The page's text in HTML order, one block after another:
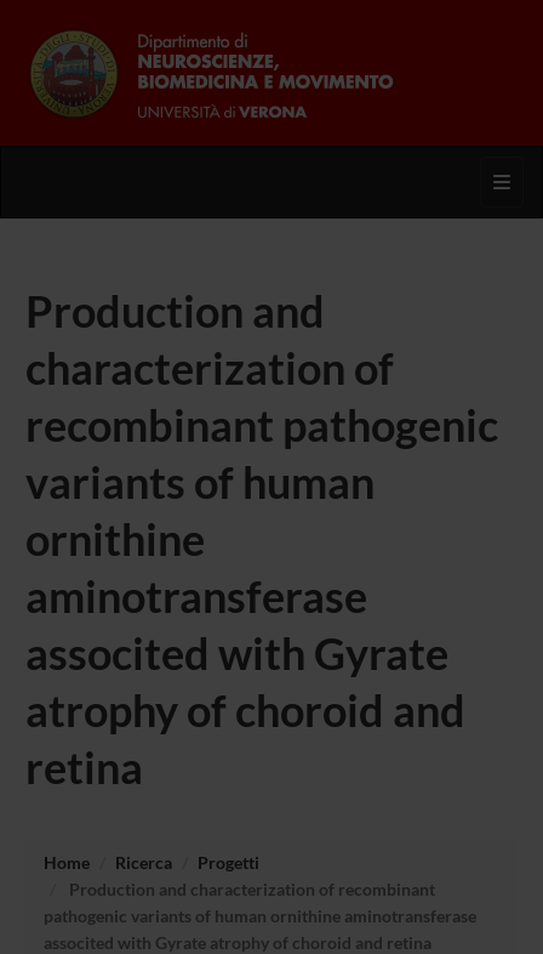
Production and
characterization of
recombinant pathogenic
variants of human
ornithine
aminotransferase
associted with Gyrate
atrophy of choroid and
retina
Home Ricerca
Progetti
Production and characterization of recombinant
pathogenic variants of human ornithine aminotransferase
associted with Gyrate atrophy of choroid and retina